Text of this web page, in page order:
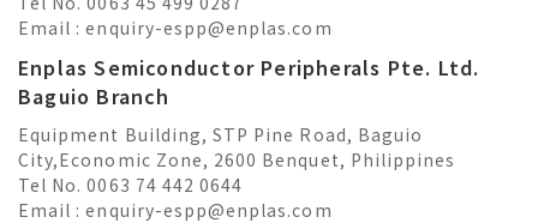
Email :enquiry-espp@enplas.com
Enplas Semiconductor Peripherals Pte. Ltd.
Baguio Branch
Equipment Building, STP Pine Road, Baguio
City,Economic Zone, 2600 Benquet, Philippines
Tel No. 0063 74 442 0644
Email :enquiry-espp@enplas.com